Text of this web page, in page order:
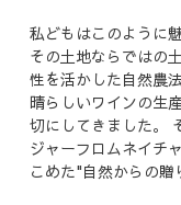
私どもはこのように
その土地ならではの
性を活かした自然農
晴らしいワインの生
切にしてきました。
ジャーフロムネイチ
こめた"自然からの贈